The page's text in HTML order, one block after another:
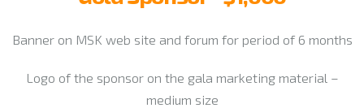
Banner on MSK web site and forum for period of 6 months
Logo of the sponsor on the gala marketing material –
medium size